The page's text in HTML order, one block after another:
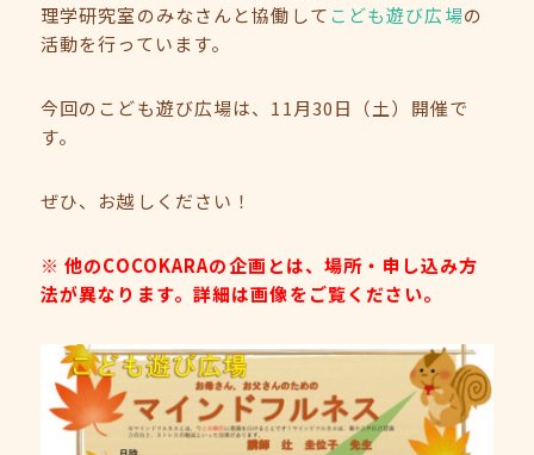
理学研究室のみなさんと協働してこども遊び広場の
活動を行っています。
今回のこども遊び広場は、11月30日（土）開催で
す。
ぜひ、お越しください！
※ 他のCOCOKARAの企画とは、場所・申し込み方
法が異なります。詳細は画像をご覧ください。